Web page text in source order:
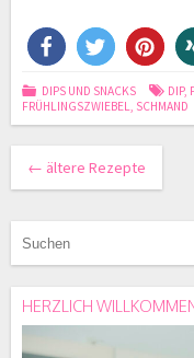
DIPS UND SNACKS DIP,
FRÜHLINGSZWIEBEL, SCHMAND
← ältere Rezepte
HERZLICH